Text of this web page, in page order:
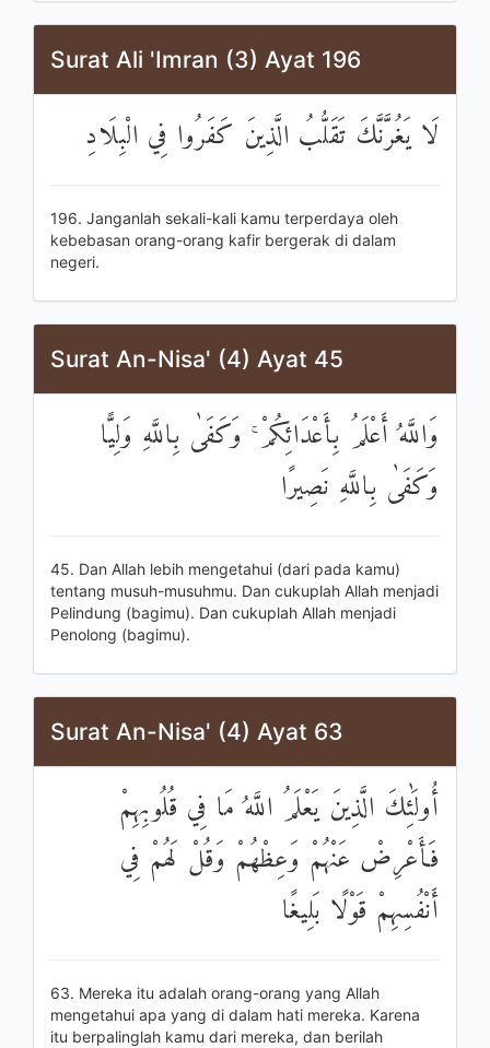
Surat Ali 'Imran (3) Ayat 196
لَا يَغُرَّنَّكَ تَقَلُّبُ الَّذِينَ كَفَرُوا فِي الْبِلَادِ
196. Janganlah sekali-kali kamu terperdaya oleh
kebebasan orang-orang kafir bergerak di dalam
negeri.
Surat An-Nisa' (4) Ayat 45
وَاللَّهُ أَعْلَمُ بِأَعْدَائِكُمْ ۚ وَكَفَىٰ بِاللَّهِ وَلِيًّا
وَكَفَىٰ بِاللَّهِ نَصِيرًا
45. Dan Allah lebih mengetahui (dari pada kamu)
tentang musuh-musuhmu. Dan cukuplah Allah menjadi
Pelindung (bagimu). Dan cukuplah Allah menjadi
Penolong (bagimu).
Surat An-Nisa' (4) Ayat 63
أُولَٰئِكَ الَّذِينَ يَعْلَمُ اللَّهُ مَا فِي قُلُوبِهِمْ
فَأَعْرِضْ عَنْهُمْ وَعِظْهُمْ وَقُلْ لَهُمْ فِي
أَنْفُسِهِمْ قَوْلًا بَلِيغًا
63. Mereka itu adalah orang-orang yang Allah
mengetahui apa yang di dalam hati mereka. Karena
itu berpalinglah kamu dari mereka, dan berilah